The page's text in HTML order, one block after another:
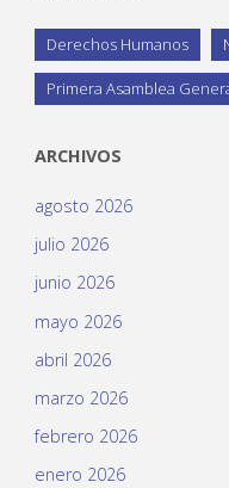
Derechos Humanos
Primera Asamblea
ARCHIVOS
agosto 2026
julio 2026
junio 2026
mayo 2026
abril 2026
marzo 2026
febrero 2026
enero 2026